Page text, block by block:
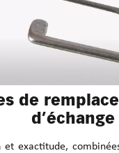
de
d’échange
et exactitude,